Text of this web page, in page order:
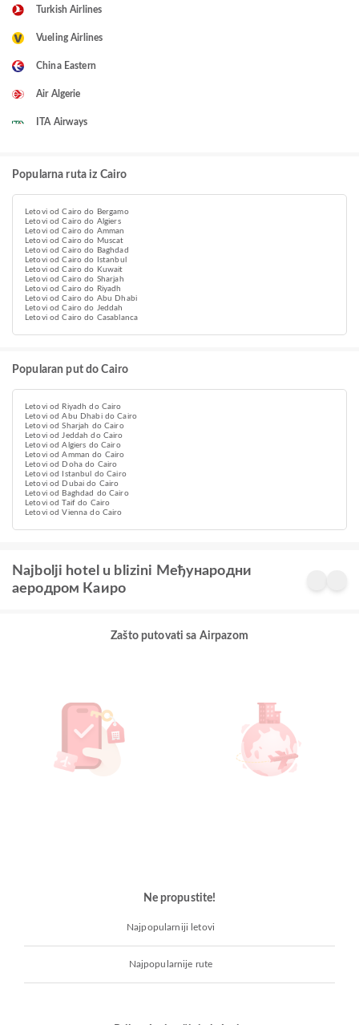
Turkish Airlines
Vueling Airlines
China Eastern
Air Algerie
ITA Airways
Popularna ruta iz Cairo
Letovi od Cairo do Bergamo
Letovi od Cairo do Algiers
Letovi od Cairo do Amman
Letovi od Cairo do Muscat
Letovi od Cairo do Baghdad
Letovi od Cairo do Istanbul
Letovi od Cairo do Kuwait
Letovi od Cairo do Sharjah
Letovi od Cairo do Riyadh
Letovi od Cairo do Abu Dhabi
Letovi od Cairo do Jeddah
Letovi od Cairo do Casablanca
Popularan put do Cairo
Letovi od Riyadh do Cairo
Letovi od Abu Dhabi do Cairo
Letovi od Sharjah do Cairo
Letovi od Jeddah do Cairo
Letovi od Algiers do Cairo
Letovi od Amman do Cairo
Letovi od Doha do Cairo
Letovi od Istanbul do Cairo
Letovi od Dubai do Cairo
Letovi od Baghdad do Cairo
Letovi od Taif do Cairo
Letovi od Vienna do Cairo
Najbolji hotel u blizini Међународни
аеродром Каиро
Zašto putovati sa Airpazom
Ne propustite!
Najpopularniji letovi
Najpopularnije rute